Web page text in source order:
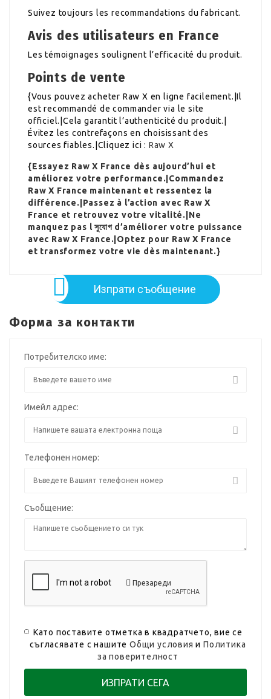
Suivez toujours les recommandations du fabricant.
Avis des utilisateurs en France
Les témoignages soulignent l’efficacité du produit.
Points de vente
{Vous pouvez acheter Raw X en ligne facilement.|Il
est recommandé de commander via le site
officiel.|Cela garantit l’authenticité du produit.|
Évitez les contrefaçons en choisissant des
sources fiables.|Cliquez ici : Raw X
{Essayez Raw X France dès aujourd’hui et
améliorez votre performance.|Commandez
Raw X France maintenant et ressentez la
différence.|Passez à l’action avec Raw X
France et retrouvez votre vitalité.|Ne
manquez pas l সুযোগ d’améliorer votre puissance
avec Raw X France.|Optez pour Raw X France
et transformez votre vie dès maintenant.}
Изпрати съобщение
Форма за контакти
Потребителско име:
Имейл адрес:
Телефонен номер:
Съобщение:
Презареди
Като поставите отметка в квадратчето, вие се
съгласявате с нашитеОбщи условия иПолитика
за поверителност